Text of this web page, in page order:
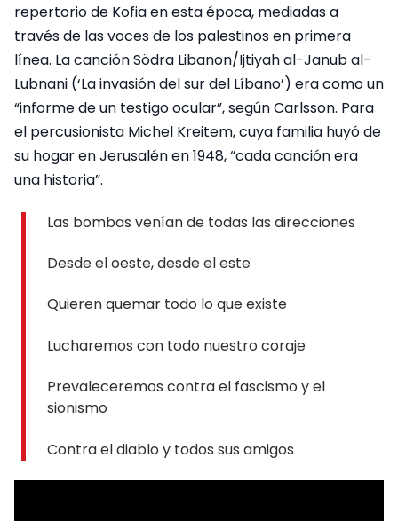
repertorio de Kofia en esta época, mediadas a
través de las voces de los palestinos en primera
línea. La canción Södra Libanon/Ijtiyah al-Janub al-
Lubnani (‘La invasión del sur del Líbano’) era como un
“informe de un testigo ocular”, según Carlsson. Para
el percusionista Michel Kreitem, cuya familia huyó de
su hogar en Jerusalén en 1948, “cada canción era
una historia”.
Las bombas venían de todas las direcciones
Desde el oeste, desde el este
Quieren quemar todo lo que existe
Lucharemos con todo nuestro coraje
Prevaleceremos contra el fascismo y el
sionismo
Contra el diablo y todos sus amigos